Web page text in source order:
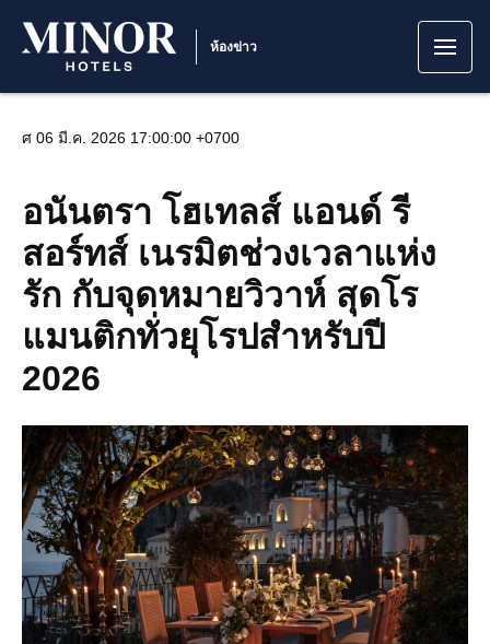
ห้องข่าว
ศ 06 มี.ค. 2026 17:00:00 +0700
อนันตรา โฮเทลส์ แอนด์ รี
สอร์ทส์ เนรมิตช่วงเวลาแห่ง
รัก กับจุดหมายวิวาห์ สุดโร
แมนติกทั่วยุโรปสำหรับปี
2026